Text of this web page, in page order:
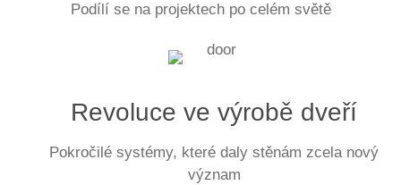
Podílí se na projektech po celém světě
Revoluce ve výrobě dveří
Pokročilé systémy, které daly stěnám zcela nový
význam